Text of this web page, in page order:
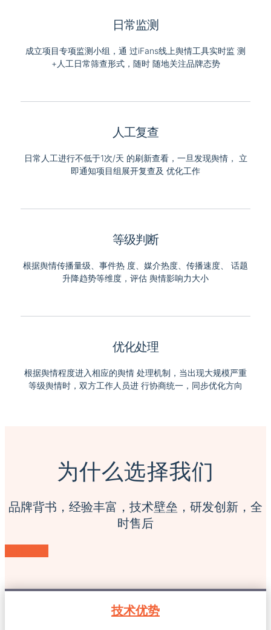
日常监测
成立项目专项监测小组，通 过iFans线上舆情工具实时监 测
+人工日常筛查形式，随时 随地关注品牌态势
人工复查
日常人工进行不低于1次/天 的刷新查看，一旦发现舆情， 立
即通知项目组展开复查及 优化工作
等级判断
根据舆情传播量级、事件热 度、媒介热度、传播速度、 话题
升降趋势等维度，评估 舆情影响力大小
优化处理
根据舆情程度进入相应的舆情 处理机制，当出现大规模严重
等级舆情时，双方工作人员进 行协商统一，同步优化方向
为什么选择我们
品牌背书，经验丰富，技术壁垒，研发创新，全
时售后
技术优势